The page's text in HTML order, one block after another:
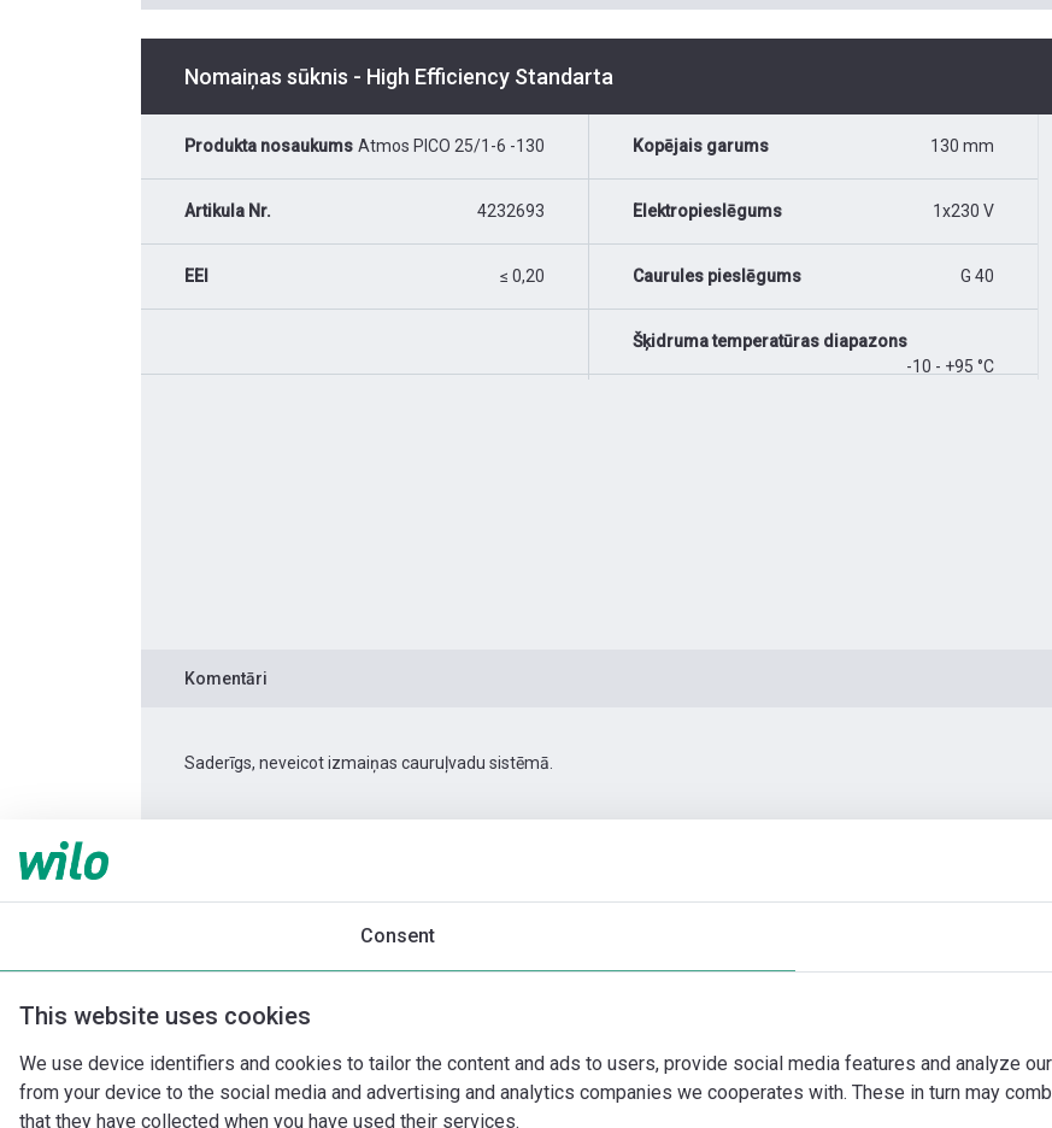
Consent
This website uses cookies
We use device identifiers and cookies to tailor the content and ads to users, provide social media features and analyze
from your device to the social media and advertising and analytics companies we cooperates with. These in turn may
that they have collected when you have used their services.
Nomaiņas sūknis - High Efficiency Standarta
Produkta nosaukums Atmos PICO 25/1-6 -130
Artikula Nr. 4232693
EEI ≤ 0,20
Kopējais garums 130 mm
Elektropieslēgums 1x230 V
Caurules pieslēgums G 40
Šķidruma temperatūras diapazons
-10 - +95 °C
Komentāri
Saderīgs, neveicot izmaiņas cauruļvadu sistēmā.